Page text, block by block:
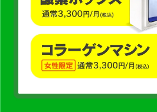
性向上、新サービスの提供その他正当
な場合には、法令の範囲内で、会員情
履歴その他当社が保有する情報と照合
利用することがあります。
当社は、利用目的が変更前と関連性を
れる場合に限り、個人情報の利用目的
社所定の方法により通知または公表